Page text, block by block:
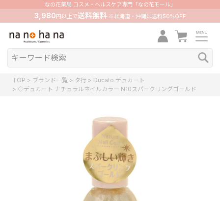
なの花薬局 コスメ・ヘルスケア専門「なの花モール」
3,980 円以上で送料無料※北海道・沖縄は送料50%OFF
TOP ブランド一覧 タ行
Ducato デュカート
◇デュカート ナチュラルネイルカラー N10スパークリングゴールド